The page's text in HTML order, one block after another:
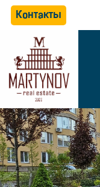
Контакты